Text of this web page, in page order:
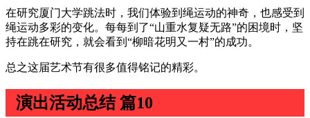
在研究厦门大学跳法时，我们体验到绳运动的神奇，也感受到
绳运动多彩的变化。每每到了“山重水复疑无路”的困境时，坚
持在跳在研究，就会看到“柳暗花明又一村”的成功。
总之这届艺术节有很多值得铭记的精彩。
演出活动总结 篇10